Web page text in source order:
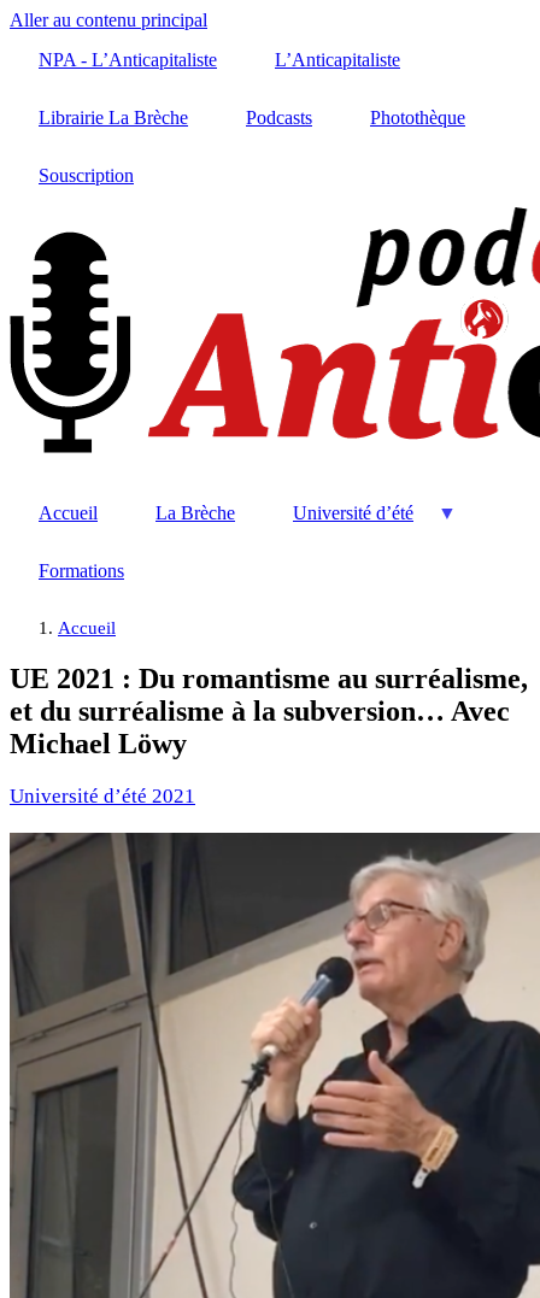
Aller au contenu principal
NPA - L’Anticapitaliste
L’Anticapitaliste
Librairie La Brèche Podcasts Photothèque
Souscription
Accueil La Brèche Université d’été
Formations
Accueil
UE 2021 : Du romantisme au surréalisme,
et du surréalisme à la subversion… Avec
Michael Löwy
Université d’été 2021